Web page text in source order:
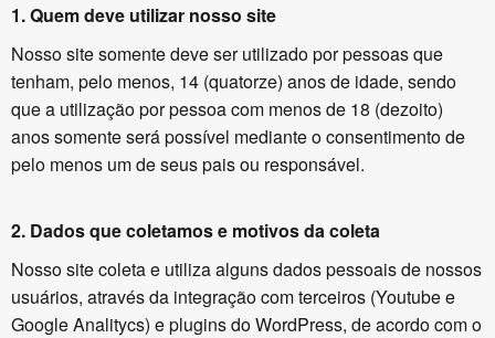
1.Quem deve utilizar nosso site
Nosso site somente deve ser utilizado por pessoas que
tenham, pelo menos, 14 (quatorze) anos de idade, sendo
que a utilização por pessoa com menos de 18 (dezoito)
anos somente será possível mediante o consentimento de
pelo menos um de seus pais ou responsável.
2. Dados que coletamos e motivos da coleta
Nosso site coleta e utiliza alguns dados pessoais de nossos
usuários, através da integração com terceiros (Youtube e
Google Analitycs) e plugins do WordPress, de acordo com o